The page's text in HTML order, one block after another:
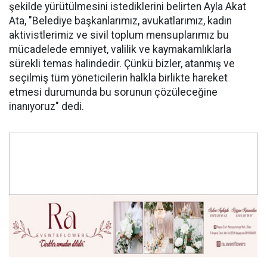
şekilde yürütülmesini istediklerini belirten Ayla Akat
Ata, "Belediye başkanlarımız, avukatlarımız, kadın
aktivistlerimiz ve sivil toplum mensuplarımız bu
mücadelede emniyet, valilik ve kaymakamlıklarla
sürekli temas halindedir. Çünkü bizler, atanmış ve
seçilmiş tüm yöneticilerin halkla birlikte hareket
etmesi durumunda bu sorunun çözüleceğine
inanıyoruz" dedi.